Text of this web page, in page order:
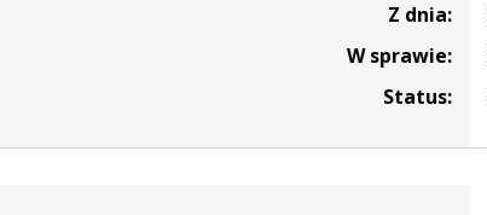
Z dnia:
W sprawie:
Status: